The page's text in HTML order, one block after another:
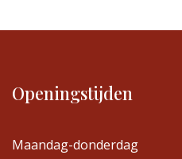
Openingstijden
Maandag-donderdag